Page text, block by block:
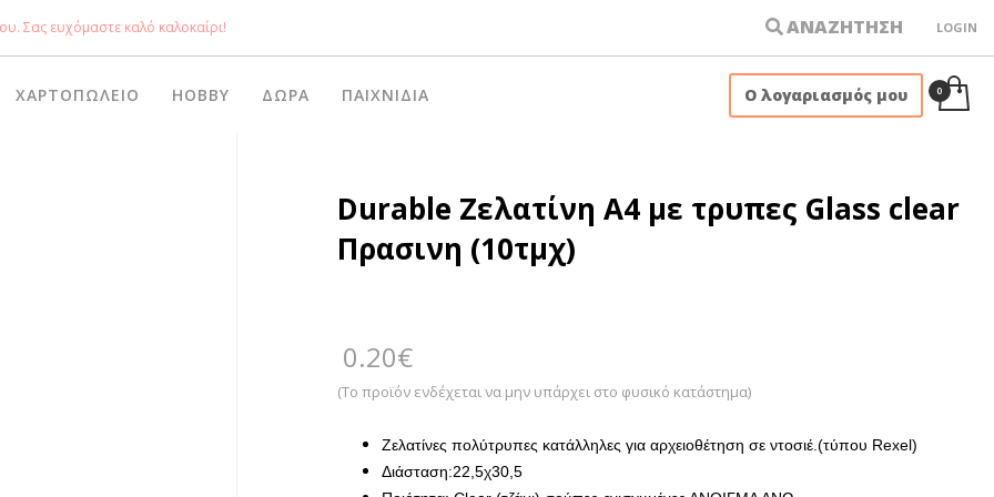
Σας ευχόμαστε καλό καλοκαίρι! ΑΝΑΖΗΤΗΣΗ LOGIN
ΧΑΡΤΟΠΩΛΕΊΟ HOBBY ΔΏΡΑ ΠΑΙΧΝΊΔΙΑ Ο λογαριασμός μου
Durable Ζελατίνη A4 με τρυπες Glass clear
Πρασινη (10τμχ)
0.20€
(Το προϊόν ενδέχεται να μην υπάρχει στο φυσικό κατάστημα)
Ζελατίνες πολύτρυπες κατάλληλες για αρχειοθέτηση σε ντοσιέ.(τύπου Rexel)
Διάσταση:22,5χ30,5